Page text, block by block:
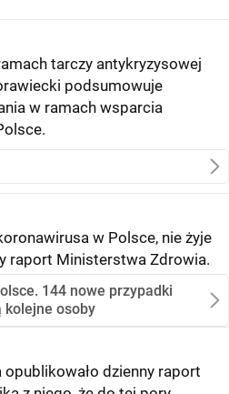
tarczy antykryzysowej
podsumowuje
w ramach wsparcia
w Polsce, nie żyje
raport Ministerstwa Zdrowia.
144 nowe przypadki
kolejne osoby
dzienny raport